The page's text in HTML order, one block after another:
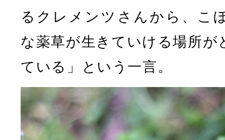
るクレメンツさんから、こ
な薬草が生きていける場所
ている」という一言。